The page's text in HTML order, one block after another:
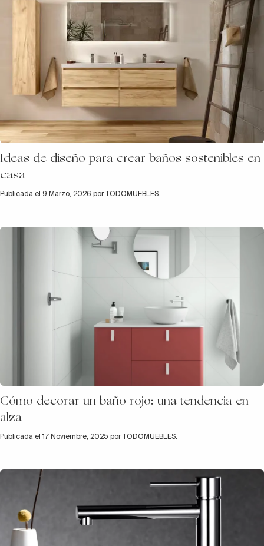
Ideas de diseño para crear baños sostenibles en
casa
Publicada el 9 Marzo, 2026 por TODOMUEBLES.
Cómo decorar un baño rojo: una tendencia en
alza
Publicada el 17 Noviembre, 2025 por TODOMUEBLES.